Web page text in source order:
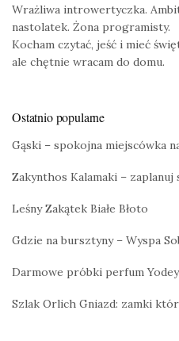
Wrażliwa introwertyczka.
nastolatek. Żona programisty.
Kocham czytać, jeść i mieć
ale chętnie wracam do domu.
Ostatnio popularne
Gąski – spokojna miejscówka
Zakynthos Kalamaki – zaplanuj
Leśny Zakątek Białe Błoto
Gdzie na bursztyny – Wyspa
Darmowe próbki perfum
Szlak Orlich Gniazd: zamki